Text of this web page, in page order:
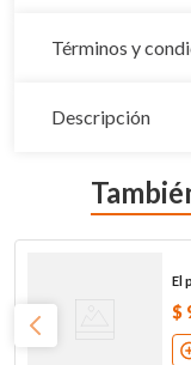
Términos y
Descripción
El
$